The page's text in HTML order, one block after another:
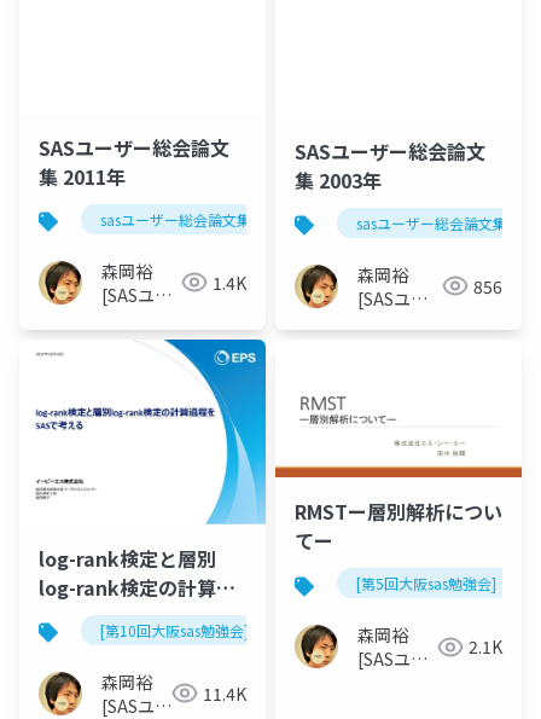
SASユーザー総会論文
集 2011年
sasユーザー総会論文集 2011年
森岡裕
[SASユー
世話人]
1.4K
SASユーザー総会論文
集 2003年
sasユーザー総会論文集
森岡裕
[SASユー
856
log-rank検定と層別
log-rank検定の計算過
程をSASで考える
[第10回大阪sas勉強会]
森岡裕
[SASユー
11.4K
RMSTー層別解析につい
てー
[第5回大阪sas勉強会]
森岡裕
[SASユー
2.1K